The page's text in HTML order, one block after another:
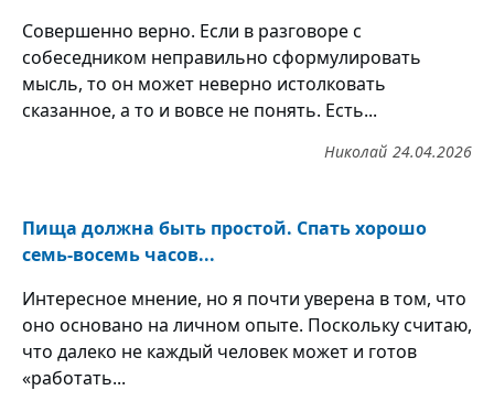
Совершенно верно. Если в разговоре с
собеседником неправильно сформулировать
мысль, то он может неверно истолковать
сказанное, а то и вовсе не понять. Есть...
24.04.2026
Николай
Пища должна быть простой. Спать хорошо
семь-восемь часов...
Интересное мнение, но я почти уверена в том, что
оно основано на личном опыте. Поскольку считаю,
что далеко не каждый человек может и готов
«работать...